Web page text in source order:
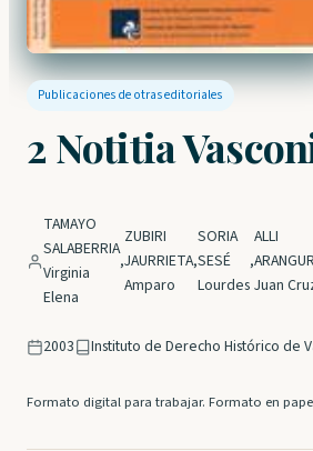
Publicaciones de otras editoriales
2 Notitia
TAMAYO
SALABERRIA
Virginia
Elena
,
ZUBIRI
JAURRIETA
Amparo
,
SORIA
SESÉ
Lourdes
,
ALLI
Juan
2003
Instituto de Derecho Histórico de
Formato digital para trabajar. Formato en